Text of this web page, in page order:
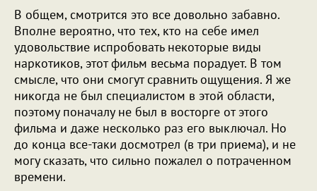
В общем, смотрится это все довольно забавно.
Вполне вероятно, что тех, кто на себе имел
удовольствие испробовать некоторые виды
наркотиков, этот фильм весьма порадует. В том
смысле, что они смогут сравнить ощущения. Я же
никогда не был специалистом в этой области,
поэтому поначалу не был в восторге от этого
фильма и даже несколько раз его выключал. Но
до конца все-таки досмотрел (в три приема), и не
могу сказать, что сильно пожалел о потраченном
времени.